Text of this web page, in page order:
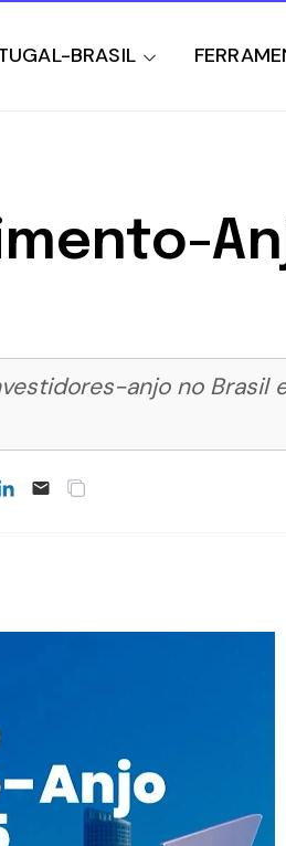
BRASIL
anjo no